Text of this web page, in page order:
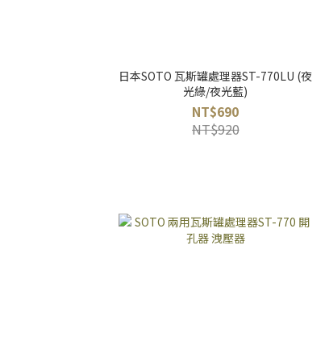
日本SOTO 瓦斯罐處理器ST-770LU (夜
光綠/夜光藍)
NT$690
NT$920